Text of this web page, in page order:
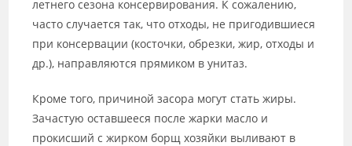
летнего сезона консервирования. К сожалению,
часто случается так, что отходы, не пригодившиеся
при консервации (косточки, обрезки, жир, отходы и
др.), направляются прямиком в унитаз.
Кроме того, причиной засора могут стать жиры.
Зачастую оставшееся после жарки масло и
прокисший с жирком борщ хозяйки выливают в